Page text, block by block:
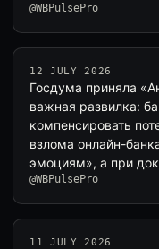
@WBPulsePro
12 JULY 2026
Госдума приняла
важная развилка:
компенсировать
взлома онлайн-
эмоциям», а при
@WBPulsePro
11 JULY 2026